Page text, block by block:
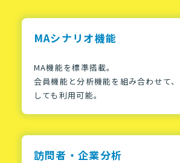
MAシナリオ機能
MA機能を標準搭載。
会員機能と分析機能を組み合わせて
しても利用可能。
訪問者・企業分析